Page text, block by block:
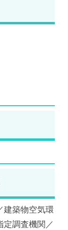
建築物空気環
定調査機関／